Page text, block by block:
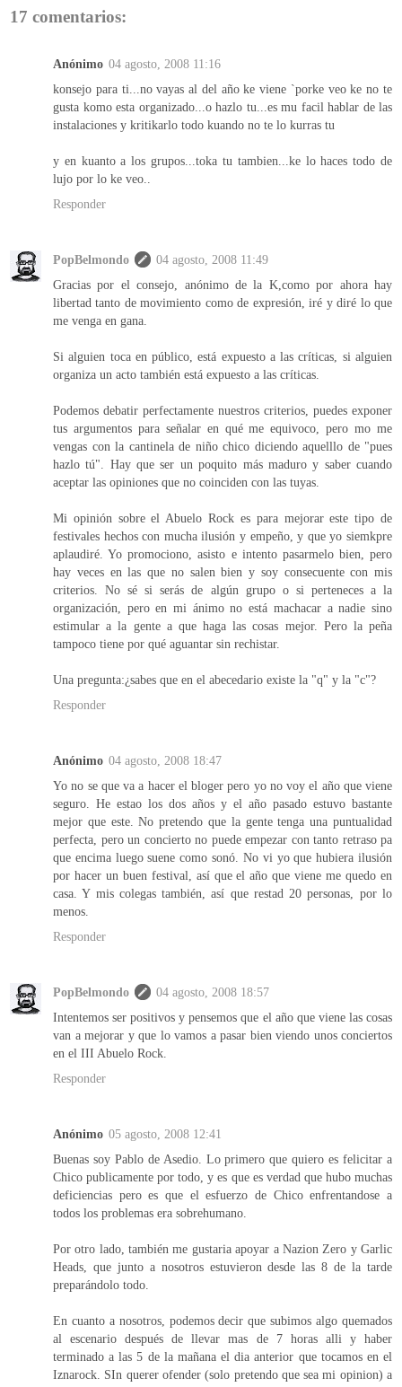
17 comentarios:
Anónimo 04 agosto, 2008 11:16
konsejo para ti...no vayas al del año ke viene `porke veo ke no te
gusta komo esta organizado...o hazlo tu...es mu facil hablar de las
instalaciones y kritikarlo todo kuando no te lo kurras tu
y en kuanto a los grupos...toka tu tambien...ke lo haces todo de
lujo por lo ke veo..
Responder
PopBelmondo
04 agosto, 2008 11:49
Gracias por el consejo, anónimo de la K,como por ahora hay
libertad tanto de movimiento como de expresión, iré y diré lo que
me venga en gana.
Si alguien toca en público, está expuesto a las críticas, si alguien
organiza un acto también está expuesto a las críticas.
Podemos debatir perfectamente nuestros criterios, puedes exponer
tus argumentos para señalar en qué me equivoco, pero mo me
vengas con la cantinela de niño chico diciendo aquelllo de "pues
hazlo tú". Hay que ser un poquito más maduro y saber cuando
aceptar las opiniones que no coinciden con las tuyas.
Mi opinión sobre el Abuelo Rock es para mejorar este tipo de
festivales hechos con mucha ilusión y empeño, y que yo siemkpre
aplaudiré. Yo promociono, asisto e intento pasarmelo bien, pero
hay veces en las que no salen bien y soy consecuente con mis
criterios. No sé si serás de algún grupo o si perteneces a la
organización, pero en mi ánimo no está machacar a nadie sino
estimular a la gente a que haga las cosas mejor. Pero la peña
tampoco tiene por qué aguantar sin rechistar.
Una pregunta:¿sabes que en el abecedario existe la "q" y la "c"?
Responder
Anónimo 04 agosto, 2008 18:47
Yo no se que va a hacer el bloger pero yo no voy el año que viene
seguro. He estao los dos años y el año pasado estuvo bastante
mejor que este. No pretendo que la gente tenga una puntualidad
perfecta, pero un concierto no puede empezar con tanto retraso pa
que encima luego suene como sonó. No vi yo que hubiera ilusión
por hacer un buen festival, así que el año que viene me quedo en
casa. Y mis colegas también, así que restad 20 personas, por lo
menos.
Responder
PopBelmondo
04 agosto, 2008 18:57
Intentemos ser positivos y pensemos que el año que viene las cosas
van a mejorar y que lo vamos a pasar bien viendo unos conciertos
en el III Abuelo Rock.
Responder
Anónimo 05 agosto, 2008 12:41
Buenas soy Pablo de Asedio. Lo primero que quiero es felicitar a
Chico publicamente por todo, y es que es verdad que hubo muchas
deficiencias pero es que el esfuerzo de Chico enfrentandose a
todos los problemas era sobrehumano.
Por otro lado, también me gustaria apoyar a Nazion Zero y Garlic
Heads, que junto a nosotros estuvieron desde las 8 de la tarde
preparándolo todo.
En cuanto a nosotros, podemos decir que subimos algo quemados
al escenario después de llevar mas de 7 horas alli y haber
terminado a las 5 de la mañana el dia anterior que tocamos en el
Iznarock. SIn querer ofender (solo pretendo que sea mi opinion) a